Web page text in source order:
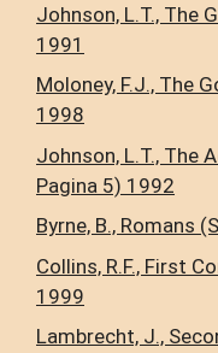
Johnson, L.T., The
1991
Moloney, F.J., The
1998
Johnson, L.T., The
Pagina 5) 1992
Byrne, B., Romans
Collins, R.F., First
1999
Lambrecht, J.,